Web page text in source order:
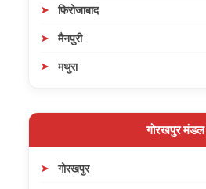
फिरोजाबाद
मैनपुरी
मथुरा
गोरखपुर मंडल
गोरखपुर